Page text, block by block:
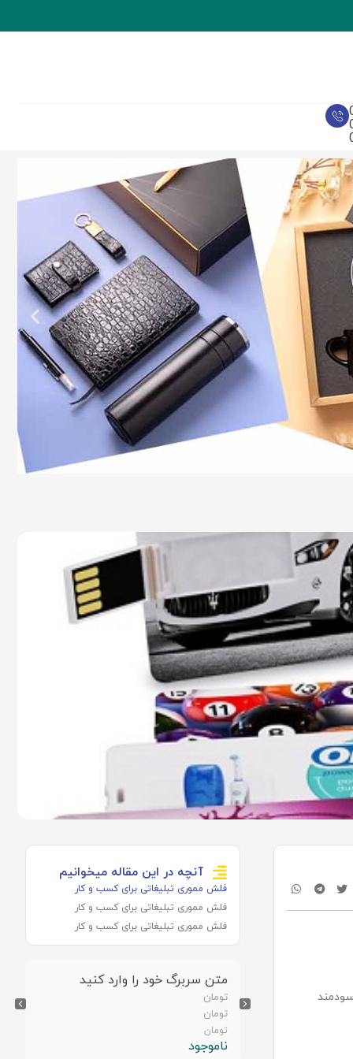
آنچه در این مقاله میخوانیم
فلش مموری تبلیغاتی برای کسب و کار
فلش مموری تبلیغاتی برای کسب و کار
فلش مموری تبلیغاتی برای کسب و کار
متن سربرگ خود را وارد کنید
تومان
تومان
تومان
ناموجود